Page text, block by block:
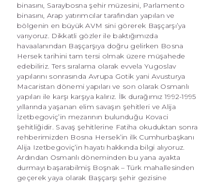
binasını, Saraybosna şehir müzesini, Parlamento
binasını, Arap yatırımcılar tarafından yapılan ve
bölgenin en büyük AVM sini görerek Başçarşı’ya
varıyoruz. Dikkatli gözler ile baktığımızda
havaalanından Başçarşıya doğru gelirken Bosna
Hersek tarihini tam tersi olmak üzere müşahede
edebiliriz. Ters sıralama olarak evvela Yugoslav
yapılarını sonrasında Avrupa Gotik yani Avusturya
Macaristan dönemi yapıları ve son olarak Osmanlı
yapıları ile karşı karşıya kalırız. İlk durağımız 1992-1995
yıllarında yaşanan elim savaşın şehitleri ve Alija
İzetbegoviç’in mezarının bulunduğu Kovaci
şehitliğidir. Savaş şehitlerine Fatiha okuduktan sonra
rehberimizden Bosna Hersek’in ilk Cumhurbaşkanı
Alija Izetbegoviç’in hayatı hakkında bilgi alıyoruz.
Ardından Osmanlı döneminden bu yana ayakta
durmayı başarabilmiş Boşnak – Türk mahallesinden
geçerek yaya olarak Başçarşı şehir gezisine